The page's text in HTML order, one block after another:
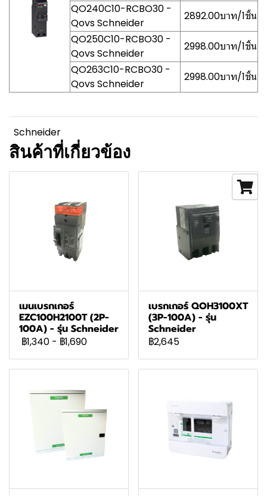
QO240C10-RCBO30 -
Qovs Schneider
2892.00บาท/1ชิ้น
QO250C10-RCBO30 -
Qovs Schneider
2998.00บาท/1ชิ้น
QO263C10-RCBO30 -
Qovs Schneider
2998.00บาท/1ชิ้น
Schneider
สินค้าที่เกี่ยวข้อง
เมนเบรกเกอร์
EZC100H2100T (2P-
100A) - รุ่น Schneider
฿1,340 - ฿1,690
เบรกเกอร์ QOH3100XT
(3P-100A) - รุ่น
Schneider
฿2,645